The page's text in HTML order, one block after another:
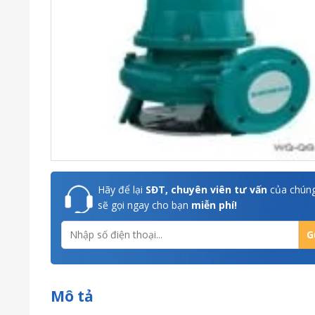
Hãy để lại SĐT, chuyên viên tư vấn của
sẽ gọi ngay cho bạn miễn phí!
Mô tả